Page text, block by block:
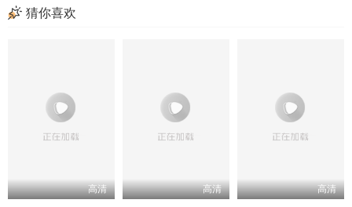
猜你喜欢
高清 高清 高清